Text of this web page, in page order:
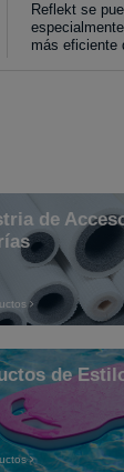
Reflekt se
más eficiente
de
de